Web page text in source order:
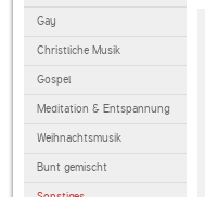
Gay
Christliche Musik
Gospel
Meditation & Entspannung
Weihnachtsmusik
Bunt gemischt